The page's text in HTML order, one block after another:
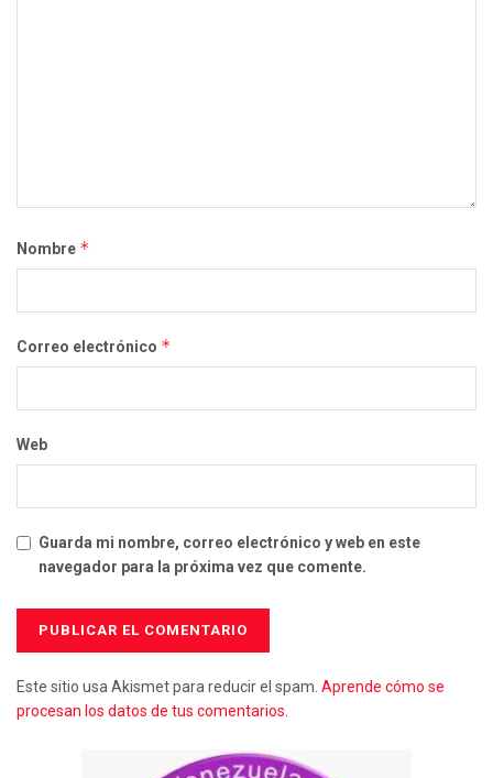
Nombre *
Correo electrónico *
Web
Guarda mi nombre, correo electrónico y web en este
navegador para la próxima vez que comente.
Este sitio usa Akismet para reducir el spam. Aprende cómo se
procesan los datos de tus comentarios.